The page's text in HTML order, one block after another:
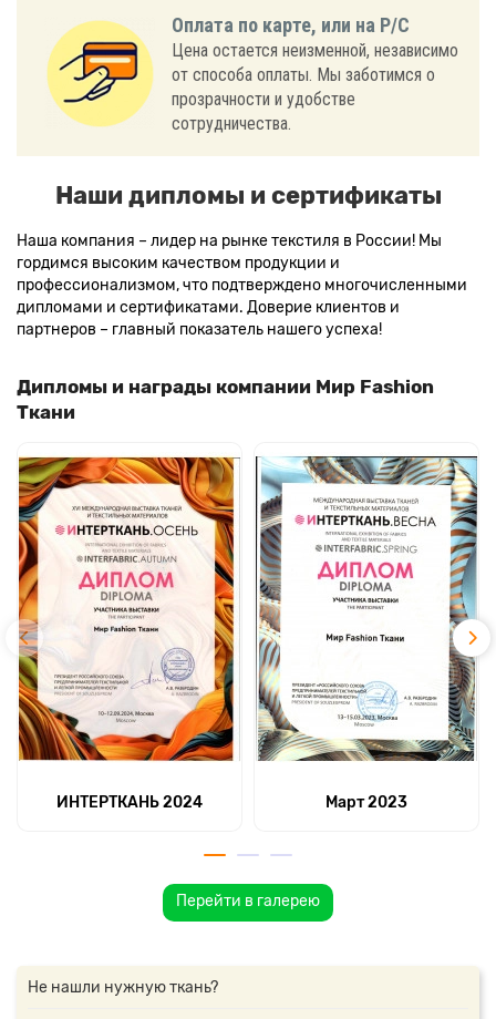
Оплата по карте, или на Р/С
Цена остается неизменной, независимо
от способа оплаты. Мы заботимся о
прозрачности и удобстве
сотрудничества.
Наши дипломы и сертификаты
Наша компания – лидер на рынке текстиля в России! Мы
гордимся высоким качеством продукции и
профессионализмом, что подтверждено многочисленными
дипломами и сертификатами. Доверие клиентов и
партнеров – главный показатель нашего успеха!
Дипломы и награды компании Мир Fashion
Ткани
ИНТЕРТКАНЬ 2024 Март 2023
Перейти в галерею
Не нашли нужную ткань?